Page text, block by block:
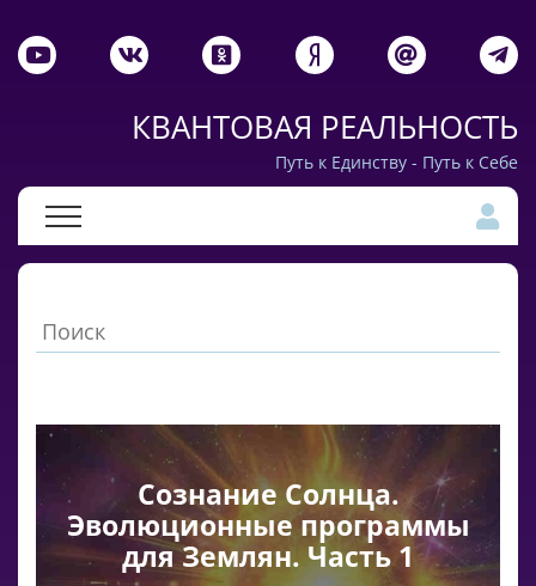
КВАНТОВАЯ РЕАЛЬНОСТЬ
Путь к Единству - Путь к Себе
Сознание Солнца.
Эволюционные программы
для Землян. Часть 1